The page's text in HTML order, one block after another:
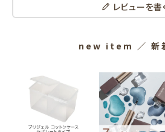
レビューを書
new item ／ 新